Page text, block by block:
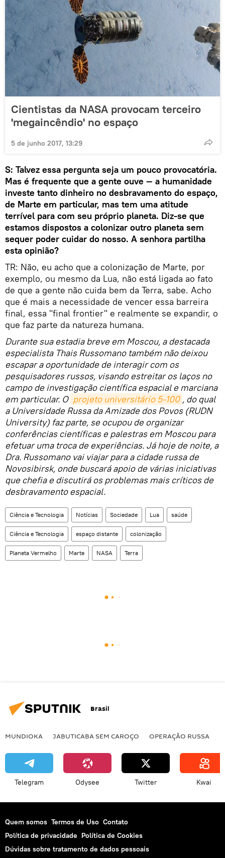
Cientistas da NASA provocam terceiro
'megaincêndio' no espaço
5 de junho 2017, 13:29
S: Talvez essa pergunta seja um pouco provocatória.
Mas é frequente que a gente ouve — a humanidade
investe tanto dinheiro no desbravamento do espaço,
de Marte em particular, mas tem uma atitude
terrível para com seu próprio planeta. Diz-se que
estamos dispostos a colonizar outro planeta sem
sequer poder cuidar do nosso. A senhora partilha
esta opinião?
TR: Não, eu acho que a colonização de Marte, por
exemplo, ou mesmo da Lua, não está ligada ao fato
de que a gente não cuida bem da Terra, sabe. Acho
que é mais a necessidade de vencer essa barreira
final, essa "final frontier" e realmente se expandir, o
que faz parte da natureza humana.
Durante sua estadia breve em Moscou, a destacada
especialista Thais Russomano também não deixou
escapar a oportunidade de interagir com os
pesquisadores russos, visando estreitar os laços no
campo de investigação científica espacial e marciana
em particular. O projeto universitário 5-100 , do qual
a Universidade Russa da Amizade dos Povos (RUDN
University) faz parte, se ocupou de organizar
conferências científicas e palestras em Moscou para
efetuar uma troca de experiências. Já hoje de noite, a
Dra. Russomano vai viajar para a cidade russa de
Novosibirsk, onde buscará apoio de várias iniciativas
que chefia e discutirá os problemas mais críticos de
desbravamento espacial.
Ciência e Tecnologia Notícias Sociedade Lua saúde
Ciência e Tecnologia espaço distante colonização
Planeta Vermelho Marte NASA Terra
Brasil
MUNDIOKA JABUTICABA SEM CAROÇO OPERAÇÃO RUSSA
Telegram Odysee Twitter Kwai
Quem somos Termos de Uso Contato
Política de privacidade Política de Cookies
Dúvidas sobre tratamento de dados pessoais